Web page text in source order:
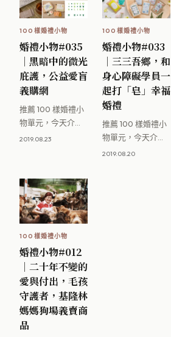
100樣婚禮小物
婚禮小物#035
｜黑暗中的微光
庇護，公益愛盲
義購網
推薦 100 樣婚禮小
物單元，今天介紹
的是「愛盲基金
盲基金會 [&hellip;]
2019.08.23
100樣婚禮小物
婚禮小物#033
｜三三吾鄉，和
身心障礙學員一
起打「皂」幸福
婚禮
推薦 100 樣婚禮小
物單元，今天介紹
的是公益廠商「三
2019.08.20
100樣婚禮小物
婚禮小物#012
｜二十年不變的
愛與付出，毛孩
守護者，基隆林
媽媽狗場義賣商
品